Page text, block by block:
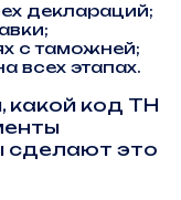
деклараций;
с таможней;
всех этапах.
какой код ТН
сделают это